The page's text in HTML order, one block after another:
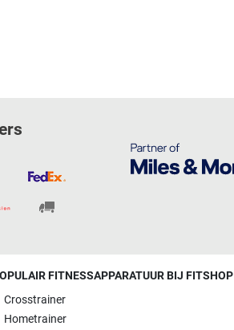
FITNESSAPPARATUUR BIJ FITSHOP
Crosstrainer
Hometrainer